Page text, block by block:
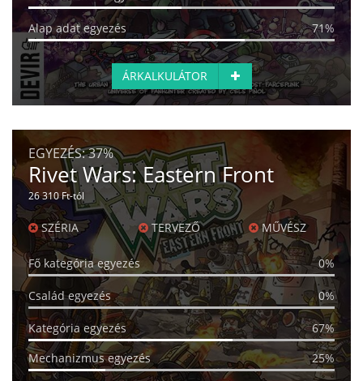
Alap adat egyezés 71%
ÁRKALKULÁTOR
EGYEZÉS:37%
Rivet Wars: Eastern Front
26 310 Ft-tól
SZÉRIA TERVEZŐ MŰVÉSZ
Fő kategória egyezés 0%
Család egyezés 0%
Kategória egyezés
67%
Mechanizmus egyezés
25%